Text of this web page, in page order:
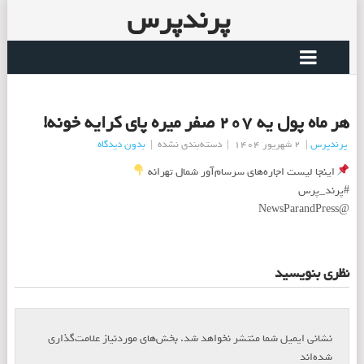
پرندپرس
هر ماه پول یه ۲۰۷ صفر میره پای کرایه خونه!
پرندپرس| 2 شهریور 1404 | دسته‌بندی نشده | بدون دیدگاه
اینجا لیست اجاره‌های سرسام‌آور شمال تهرانه
#پرند_پرس
@NewsParandPress
نظری بنویسید
نشانی ایمیل شما منتشر نخواهد شد.بخش‌های موردنیاز علامت‌گذاری
شده‌اند